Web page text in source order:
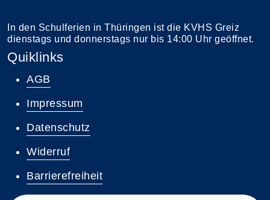
In den Schulferien in Thüringen ist die KVHS Greiz
dienstags und donnerstags nur bis 14:00 Uhr geöffnet.
Quiklinks
AGB
Impressum
Datenschutz
Widerruf
Barrierefreiheit